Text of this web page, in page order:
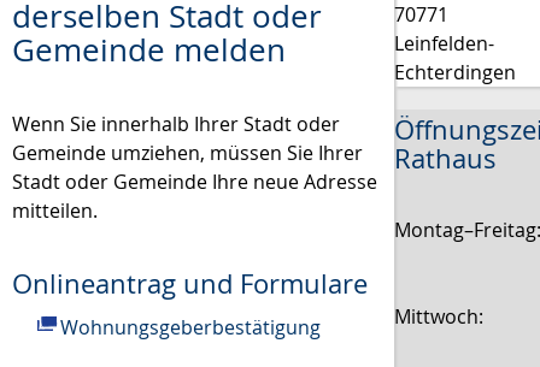
derselben Stadt oder
Gemeinde melden
Wenn Sie innerhalb Ihrer Stadt oder
Gemeinde umziehen, müssen Sie Ihrer
Stadt oder Gemeinde Ihre neue Adresse
mitteilen.
Onlineantrag und Formulare
Wohnungsgeberbestätigung
70771
Leinfelden-
Echterdingen
Rathaus
Mittwoch: